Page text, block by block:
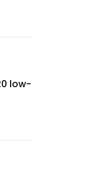
low-